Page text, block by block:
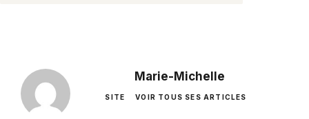
Marie-Michelle
SITE VOIR TOUS SES ARTICLES